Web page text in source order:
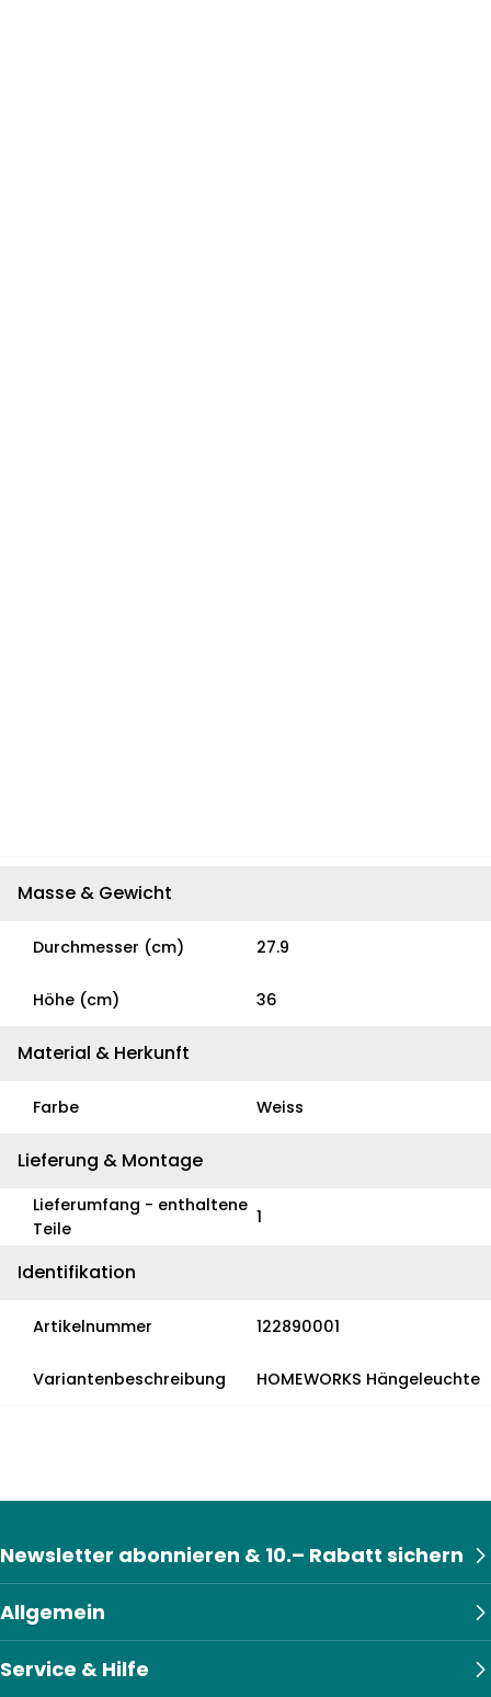
Masse & Gewicht
Durchmesser (cm) 27.9
Höhe (cm) 36
Material & Herkunft
Farbe Weiss
Lieferung & Montage
Lieferumfang - enthaltene
Teile
1
Identifikation
Artikelnummer 122890001
Variantenbeschreibung HOMEWORKS Hängeleuchte
Allgemein
Service & Hilfe
Newsletter abonnieren & 10.– Rabatt sichern